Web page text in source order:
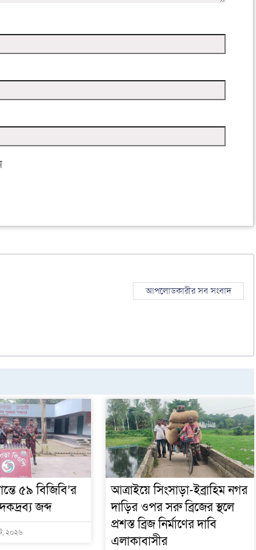
আপলোডকারীর সব সংবাদ
৫৯ বিজিবি’র
জব্দ
২০২৬
আত্রাইয়ে সিংসাড়া-ইব্রাহিম নগর
দাড়ির ওপর সরু ব্রিজের স্থলে
প্রশস্ত ব্রিজ নির্মাণের দাবি
এলাকাবাসীর